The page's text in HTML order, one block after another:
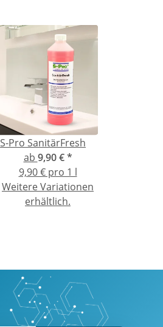
S-Pro SanitärFresh
ab 9,90 €*
9,90 € pro 1 l
Weitere Variationen
erhältlich.